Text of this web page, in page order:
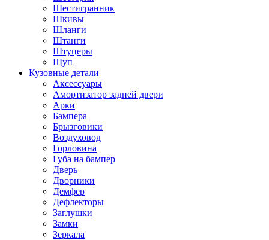
Шестигранник
Шкивы
Шланги
Штанги
Штуцеры
Щуп
Кузовные детали
Аксессуары
Амортизатор задней двери
Арки
Бампера
Брызговики
Воздуховод
Горловина
Губа на бампер
Дверь
Дворники
Демфер
Дефлекторы
Заглушки
Замки
Зеркала